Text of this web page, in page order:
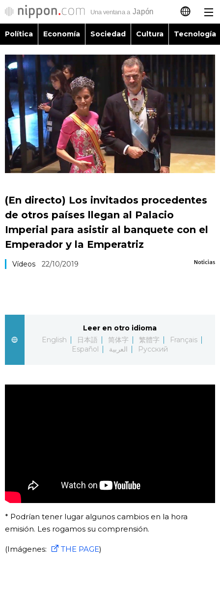
日本語
简体字
繁體字
Français
العربية
Política
Economía
Sociedad
Tecnología
Vida
Guía de Japón
Blog
Tokio
Política Economía Sociedad Cultura Tecnología
(En directo) Los invitados procedentes
de otros países llegan al Palacio
Imperial para asistir al banquete con el
Emperador y la Emperatriz
Noticias
Vídeos 22/10/2019
Leer en otro idioma
English
日本語 简体字 繁體字
Français
Español
العربية Русский
* Podrían tener lugar algunos cambios en la hora
emisión. Les rogamos su comprensión.
(Imágenes: THE PAGE)